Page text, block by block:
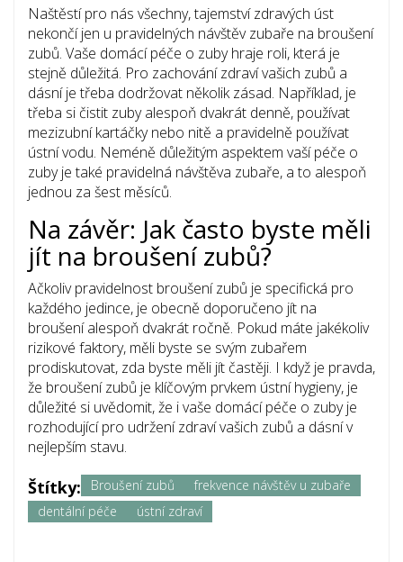
Naštěstí pro nás všechny, tajemství zdravých úst
nekončí jen u pravidelných návštěv zubaře na broušení
zubů. Vaše domácí péče o zuby hraje roli, která je
stejně důležitá. Pro zachování zdraví vašich zubů a
dásní je třeba dodržovat několik zásad. Například, je
třeba si čistit zuby alespoň dvakrát denně, používat
mezizubní kartáčky nebo nitě a pravidelně používat
ústní vodu. Neméně důležitým aspektem vaší péče o
zuby je také pravidelná návštěva zubaře, a to alespoň
jednou za šest měsíců.
Na závěr: Jak často byste měli
jít na broušení zubů?
Ačkoliv pravidelnost broušení zubů je specifická pro
každého jedince, je obecně doporučeno jít na
broušení alespoň dvakrát ročně. Pokud máte jakékoliv
rizikové faktory, měli byste se svým zubařem
prodiskutovat, zda byste měli jít častěji. I když je pravda,
že broušení zubů je klíčovým prvkem ústní hygieny, je
důležité si uvědomit, že i vaše domácí péče o zuby je
rozhodující pro udržení zdraví vašich zubů a dásní v
nejlepším stavu.
Štítky: Broušení zubů
frekvence návštěv u zubaře
dentální péče
ústní zdraví